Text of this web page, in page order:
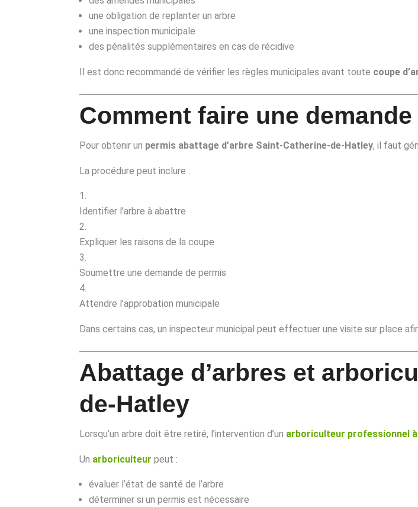
une obligation de replanter un arbre
une inspection municipale
des pénalités supplémentaires en cas de récidive
Il est donc recommandé de vérifier les règles municipales avant toute coupe
Comment faire une
Pour obtenir un permis abattage d’arbre Saint-Catherine-de-Hatley, il faut
La procédure peut inclure :
Identifier l’arbre à abattre
Expliquer les raisons de la coupe
Soumettre une demande de permis
Attendre l’approbation municipale
Dans certains cas, un inspecteur municipal peut effectuer une visite sur place
Abattage d’arbres et
de-Hatley
Lorsqu’un arbre doit être retiré, l’intervention d’un arboriculteur professionnel
Un arboriculteur peut :
évaluer l’état de santé de l’arbre
déterminer si un permis est nécessaire